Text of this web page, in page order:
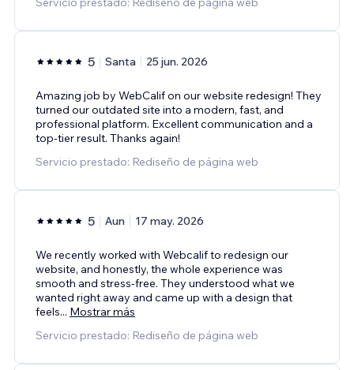
5 Santa 25 jun. 2026
Amazing job by WebCalif on our website redesign! They
turned our outdated site into a modern, fast, and
professional platform. Excellent communication and a
top-tier result. Thanks again!
Servicio prestado: Rediseño de página web
5 Aun 17 may. 2026
We recently worked with Webcalif to redesign our
website, and honestly, the whole experience was
smooth and stress-free. They understood what we
wanted right away and came up with a design that
feels... Mostrar más
Servicio prestado: Rediseño de página web